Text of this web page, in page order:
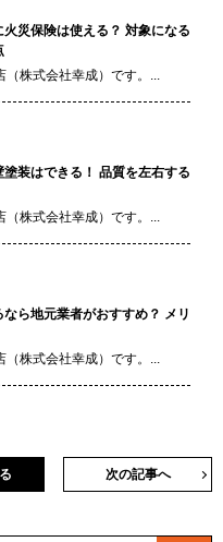
火災保険は使える？ 対象になる
（株式会社幸成）です。...
塗装はできる！ 品質を左右する
（株式会社幸成）です。...
ら地元業者がおすすめ？ メリ
（株式会社幸成）です。...
次の記事へ